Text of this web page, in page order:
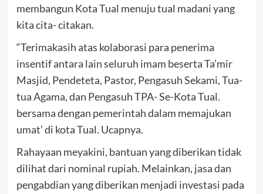
membangun Kota Tual menuju tual madani yang
kita cita- citakan.
“Terimakasih atas kolaborasi para penerima
insentif antara lain seluruh imam beserta Ta’mir
Masjid, Pendeteta, Pastor, Pengasuh Sekami, Tua-
tua Agama, dan Pengasuh TPA- Se-Kota Tual.
bersama dengan pemerintah dalam memajukan
umat’ di kota Tual. Ucapnya.
Rahayaan meyakini, bantuan yang diberikan tidak
dilihat dari nominal rupiah. Melainkan, jasa dan
pengabdian yang diberikan menjadi investasi pada